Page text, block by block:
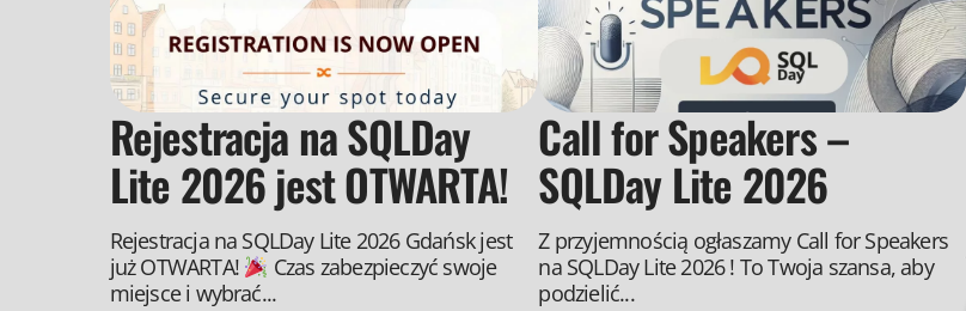
Rejestracja na SQLDay
Lite 2026 jest OTWARTA!
Rejestracja na SQLDay Lite 2026 Gdańsk jest
już OTWARTA!
Czas zabezpieczyć swoje
miejsce i wybrać...
Call for Speakers –
SQLDay Lite 2026
Z przyjemnością ogłaszamy Call for Speakers
na SQLDay Lite 2026 ! To Twoja szansa, aby
podzielić...